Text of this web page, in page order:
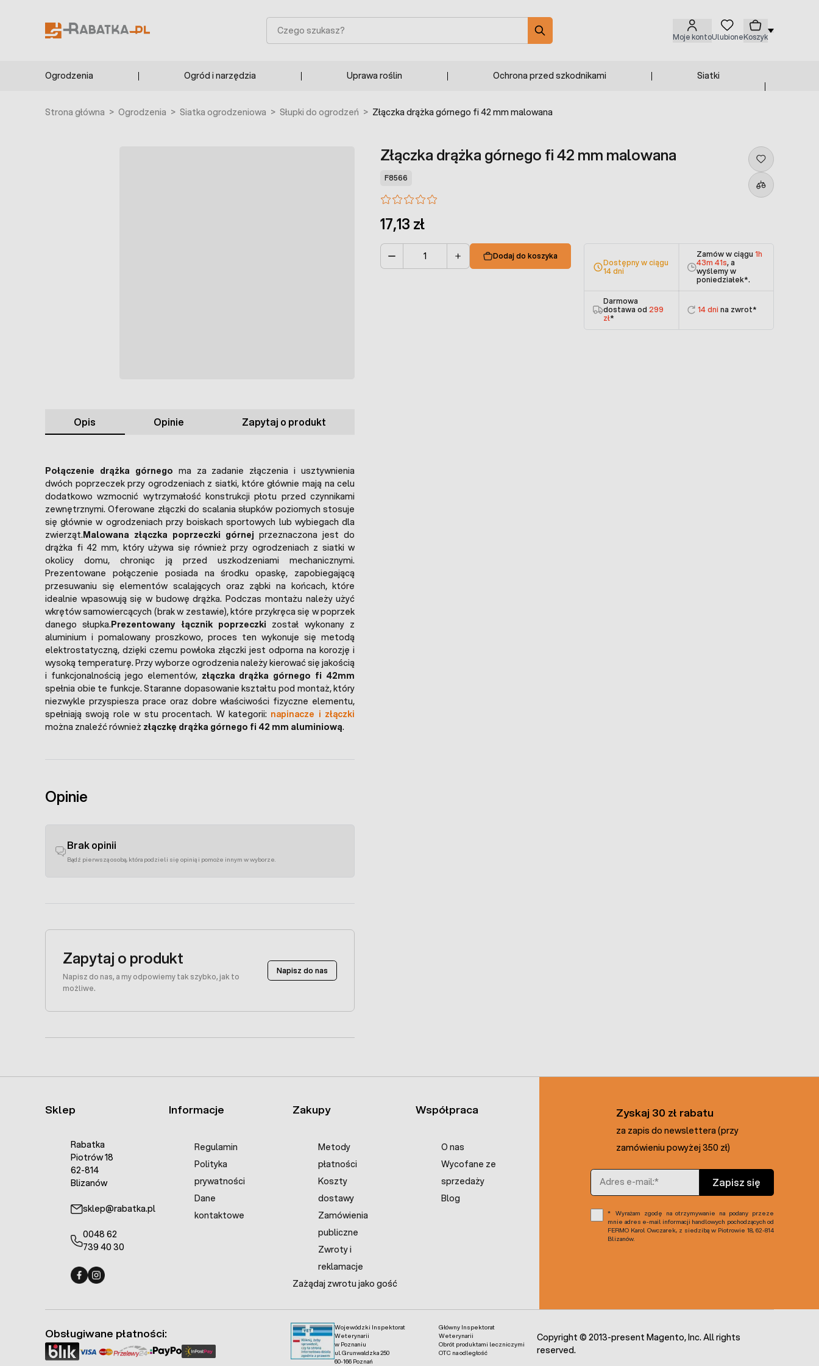
Moje kontoUlubioneKoszyk
Szukaj
Ogrodzenia Ogród i narzędzia Uprawa roślin Ochrona przed szkodnikami Siatki
Strona główna > Ogrodzenia > Siatka ogrodzeniowa > Słupki do ogrodzeń > Złączka drążka górnego fi 42 mm malowana
Złączka drążka górnego fi 42 mm malowana
F8566
17,13 zł
Dodaj do koszyka
Dostępny w ciągu
14 dni
Zamów w ciągu 1h
43m 41s, a
wyślemy w
poniedziałek*.
Darmowa
dostawa od 299
zł*
14 dni na zwrot*
Opis Opinie Zapytaj o produkt
Połączenie drążka górnego ma za zadanie złączenia i usztywnienia
dwóch poprzeczek przy ogrodzeniach z siatki, które głównie mają na celu
dodatkowo wzmocnić wytrzymałość konstrukcji płotu przed czynnikami
zewnętrznymi. Oferowane złączki do scalania słupków poziomych stosuje
się głównie w ogrodzeniach przy boiskach sportowych lub wybiegach dla
zwierząt.Malowana złączka poprzeczki górnej przeznaczona jest do
drążka fi 42 mm, który używa się również przy ogrodzeniach z siatki w
okolicy domu, chroniąc ją przed uszkodzeniami mechanicznymi.
Prezentowane połączenie posiada na środku opaskę, zapobiegającą
przesuwaniu się elementów scalających oraz ząbki na końcach, które
idealnie wpasowują się w budowę drążka. Podczas montażu należy użyć
wkrętów samowiercących (brak w zestawie), które przykręca się w poprzek
danego słupka.Prezentowany łącznik poprzeczki został wykonany z
aluminium i pomalowany proszkowo, proces ten wykonuje się metodą
elektrostatyczną, dzięki czemu powłoka złączki jest odporna na korozję i
wysoką temperaturę. Przy wyborze ogrodzenia należy kierować się jakością
i funkcjonalnością jego elementów, złączka drążka górnego fi 42mm
spełnia obie te funkcje. Staranne dopasowanie kształtu pod montaż, który
niezwykle przyspiesza prace oraz dobre właściwości fizyczne elementu,
spełniają swoją role w stu procentach. W kategorii: napinacze i złączki
można znaleźć również złączkę drążka górnego fi 42 mm aluminiową.
Opinie
Brak opinii
Bądź pierwszą osobą, która podzieli się opinią i pomoże innym w wyborze.
Zapytaj o produkt
Napisz do nas, a my odpowiemy tak szybko, jak to
możliwe.
Napisz do nas
Sklep
Rabatka
Piotrów 18
62-814
Blizanów
sklep@rabatka.pl
0048 62
739 40 30
Informacje
Regulamin
Polityka
prywatności
Dane
kontaktowe
Zakupy
Metody
płatności
Koszty
dostawy
Zamówienia
publiczne
Zwroty i
reklamacje
Zażądaj zwrotu jako gość
Współpraca
O nas
Wycofane ze
sprzedaży
Blog
Zyskaj 30 zł rabatu
za zapis do newslettera (przy
zamówieniu powyżej 350 zł)
Adres e-mail
Zapisz się
Wyrażam zgodę na otrzymywanie na podany przeze
mnie adres e-mail informacji handlowych pochodzących od
FERMO Karol Owczarek, z siedzibą w Piotrowie 18, 62-814
Blizanów.
Wojewódzki Inspektorat
Weterynarii
w Poznaniu
ul. Grunwaldzka 250
60-166 Poznań
Główny Inspektorat
Weterynarii
Obrót produktami leczniczymi
OTC na odległość
Obsługiwane płatności:
Copyright © 2013-present Magento, Inc. All rights
reserved.